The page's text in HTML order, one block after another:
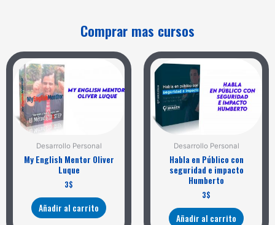
Comprar mas cursos
Desarrollo Personal
My English Mentor Oliver
Luque
3$
Añadir al carrito
Desarrollo Personal
Habla en Público con
seguridad e impacto
Humberto
3$
Añadir al carrito